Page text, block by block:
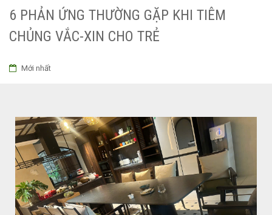
6 PHẢN ỨNG THƯỜNG GẶP KHI TIÊM
CHỦNG VẮC-XIN CHO TRẺ
Mới nhất